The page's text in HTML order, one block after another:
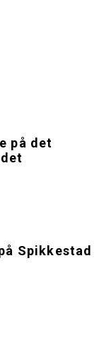
på det
Spikkestad